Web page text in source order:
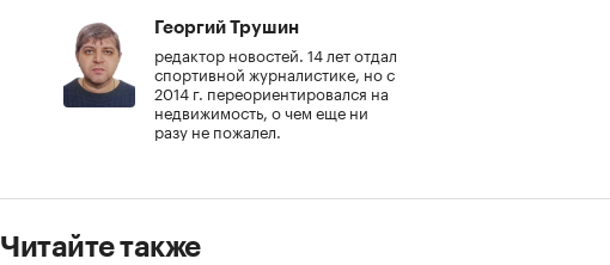
Георгий Трушин
редактор новостей. 14 лет отдал
спортивной журналистике, но с
2014 г. переориентировался на
недвижимость, о чем еще ни
разу не пожалел.
Читайте также